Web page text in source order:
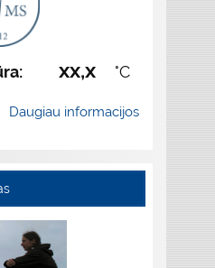
xx,x °C
Daugiau informacijos